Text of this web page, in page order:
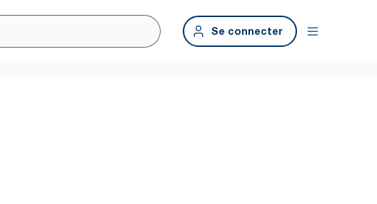
Se connecter